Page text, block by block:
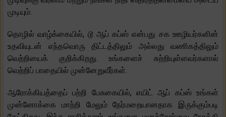
முடியும்.
தொழில் வாழ்க்கையில், டூ ஆப் கப்ஸ் என்பது சக ஊழியர்களின்
உதவியுடன் எந்தவொரு திட்டத்திலும் அல்லது வணிகத்திலும்
வெற்றியைக் குறிக்கிறது. உங்களைச் சுற்றியுள்ளவர்களால்
வெற்றிப் பாதையில் முன்னேறுவீர்கள்.
ஆரோக்கியத்தைப் பற்றி பேசுகையில், எயிட் ஆப் கப்ஸ் உங்கள்
முன்னோக்கை மாற்றி மேலும் நேர்மறையானதாக இருக்கும்படி